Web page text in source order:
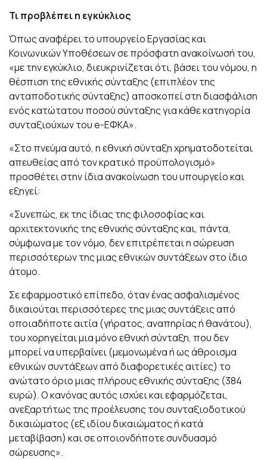
Τι προβλέπει η εγκύκλιος
Όπως αναφέρει το υπουργείο Εργασίας και
Κοινωνικών Υποθέσεων σε πρόσφατη ανακοίνωσή του,
«με την εγκύκλιο, διευκρινίζεται ότι, βάσει του νόμου, η
θέσπιση της εθνικής σύνταξης (επιπλέον της
ανταποδοτικής σύνταξης) αποσκοπεί στη διασφάλιση
ενός κατώτατου ποσού σύνταξης για κάθε κατηγορία
συνταξιούχων του e-ΕΦΚΑ».
«Στο πνεύμα αυτό, η εθνική σύνταξη χρηματοδοτείται
απευθείας από τον κρατικό προϋπολογισμό»
προσθέτει στην ίδια ανακοίνωση του υπουργείο και
εξηγεί:
«Συνεπώς, εκ της ίδιας της φιλοσοφίας και
αρχιτεκτονικής της εθνικής σύνταξης και, πάντα,
σύμφωνα με τον νόμο, δεν επιτρέπεται η σώρευση
περισσότερων της μιας εθνικών συντάξεων στο ίδιο
άτομο.
Σε εφαρμοστικό επίπεδο, όταν ένας ασφαλισμένος
δικαιούται περισσότερες της μιας συντάξεις από
οποιαδήποτε αιτία (γήρατος, αναπηρίας ή θανάτου),
του χορηγείται μια μόνο εθνική σύνταξη, που δεν
μπορεί να υπερβαίνει (μεμονωμένα ή ως άθροισμα
εθνικών συντάξεων από διαφορετικές αιτίες) το
ανώτατο όριο μιας πλήρους εθνικής σύνταξης (384
ευρώ). Ο κανόνας αυτός ισχύει και εφαρμόζεται,
ανεξαρτήτως της προέλευσης του συνταξιοδοτικού
δικαιώματος (εξ ιδίου δικαιώματος ή κατά
μεταβίβαση) και σε οποιονδήποτε συνδυασμό
σώρευσης».